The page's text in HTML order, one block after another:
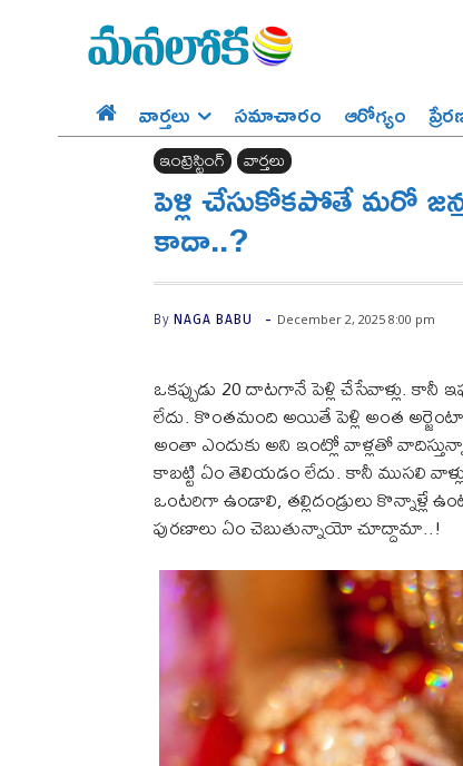
వార్తలు సమాచారం ఆరోగ్యం
ఇంట్రెస్టింగ్‌ వార్తలు
పెళ్లి చేసుకోకపోతే మరో
కాదా..?
By NAGA BABU - December 2, 2025 8:00 pm
ఒకప్పుడు 20 దాటగానే పెళ్లి చేసేవాళ్లు. కానీ
లేదు. కొంతమంది అయితే పెళ్లి అంత
అంతా ఎందుకు అని ఇంట్లో వాళ్లతో
కాబట్టి ఏం తెలియడం లేదు. కానీ ముసలి
ఒంటరిగా ఉండాలి, తల్లిదండ్రులు కొన్నాళ్లే
పురణాలు ఏం చెబుతున్నాయో చూద్దామా..!